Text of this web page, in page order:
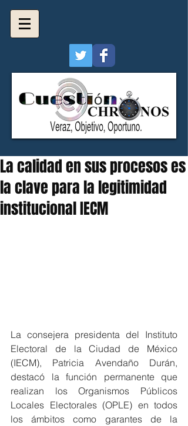
La calidad en sus procesos es
la clave para la legitimidad
institucional IECM
La consejera presidenta del Instituto
Electoral de la Ciudad de México
(IECM), Patricia Avendaño Durán,
destacó la función permanente que
realizan los Organismos Públicos
Locales Electorales (OPLE) en todos
los ámbitos como garantes de la